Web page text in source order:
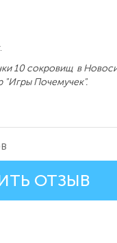
10 сокровищ в
"Игры Почемучек".
ОТЗЫВ